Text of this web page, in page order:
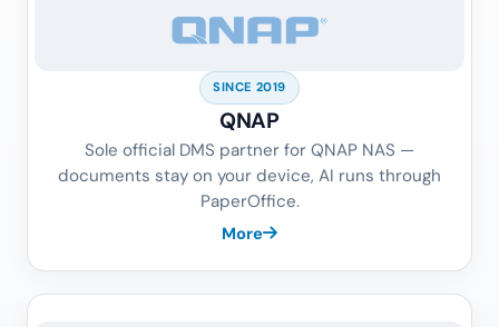
SINCE 2019
QNAP
Sole official DMS partner for QNAP NAS —
documents stay on your device, AI runs through
PaperOffice.
More